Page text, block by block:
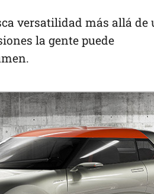
versatilidad más allá de
la gente puede